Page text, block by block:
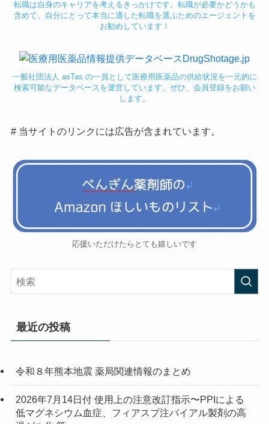
転職は自身のキャリアを考えるきっかけです。転職が必要かどうかも
含めて、自分にとって本当に適した転職を選ぶためのエージェントを
お勧めしています！
一般社団法人 asTas の一員として医療用医薬品の供給状況を一元的に
検索可能なデータベースを運営しています。ぜひ、会員登録をお願い
します。
# 当サイトのリンクには広告が含まれています。
応援いただけたらとても嬉しいです
最近の投稿
令和８年熊本地震 薬局関連情報のまとめ
2026年7月14日付 使用上の注意改訂指示〜PPIによる
低マグネシウム血症、フィアスプ注バイアル製剤の高